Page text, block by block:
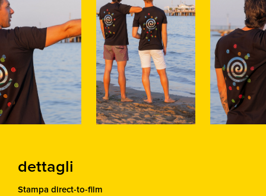
dettagli
Stampa direct-to-film